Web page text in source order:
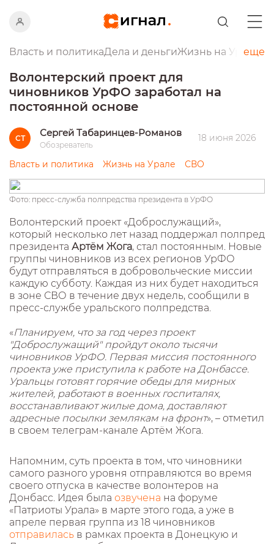
Власть и политикаДела и деньгиЖизнь на Урале
еще
Волонтерский проект для
чиновников УрФО заработал на
постоянной основе
СТ Сергей Табаринцев-Романов
Обозреватель
18 июня 2026
Власть и политика Жизнь на Урале СВО
Фото: пресс-служба полпредства президента в УрФО
Волонтерский проект «Доброслужащий»,
который несколько лет назад поддержал полпред
президента Артём Жога, стал постоянным. Новые
группы чиновников из всех регионов УрФО
будут отправляться в добровольческие миссии
каждую субботу. Каждая из них будет находиться
в зоне СВО в течение двух недель, сообщили в
пресс-службе уральского полпредства.
«Планируем, что за год через проект
"Доброслужащий" пройдут около тысячи
чиновников УрФО. Первая миссия постоянного
проекта уже приступила к работе на Донбассе.
Уральцы готовят горячие обеды для мирных
жителей, работают в военных госпиталях,
восстанавливают жилые дома, доставляют
адресные посылки землякам на фронт», – отметил
в своем телеграм-канале Артём Жога.
Напомним, суть проекта в том, что чиновники
самого разного уровня отправляются во время
своего отпуска в качестве волонтеров на
Донбасс. Идея была озвучена на форуме
«Патриоты Урала» в марте этого года, а уже в
апреле первая группа из 18 чиновников
отправилась в рамках проекта в Донецкую и